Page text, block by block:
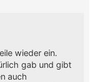
wieder ein.
gab und gibt
auch